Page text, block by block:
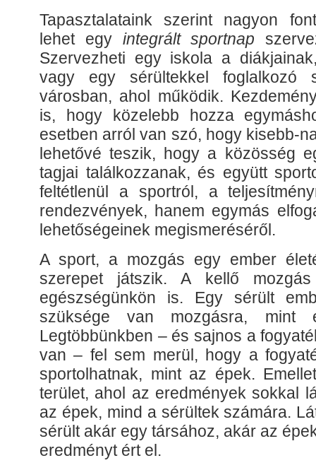
Tapasztalataink szerint nagyon
lehet egy integrált sportnap
Szervezheti egy iskola a
vagy egy sérültekkel foglalkozó
városban, ahol működik.
is, hogy közelebb hozza
esetben arról van szó, hogy kisebb-
lehetővé teszik, hogy a közösség
tagjai találkozzanak, és együtt
feltétlenül a sportról, a
rendezvények, hanem egymás
lehetőségeinek megismeréséről.
A sport, a mozgás egy ember
szerepet játszik. A kellő
egészségünkön is. Egy sérült
szüksége van mozgásra, mint
Legtöbbünkben – és sajnos a
van – fel sem merül, hogy a
sportolhatnak, mint az épek.
terület, ahol az eredmények sokkal
az épek, mind a sérültek számára.
sérült akár egy társához, akár az
eredményt ért el.